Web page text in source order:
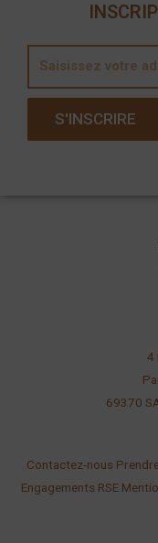
a
S'INSCRIRE
4
69370
Contactez-nous
Engagements RSE